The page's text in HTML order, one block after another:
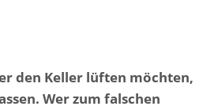
den Keller lüften möchten,
Wer zum falschen